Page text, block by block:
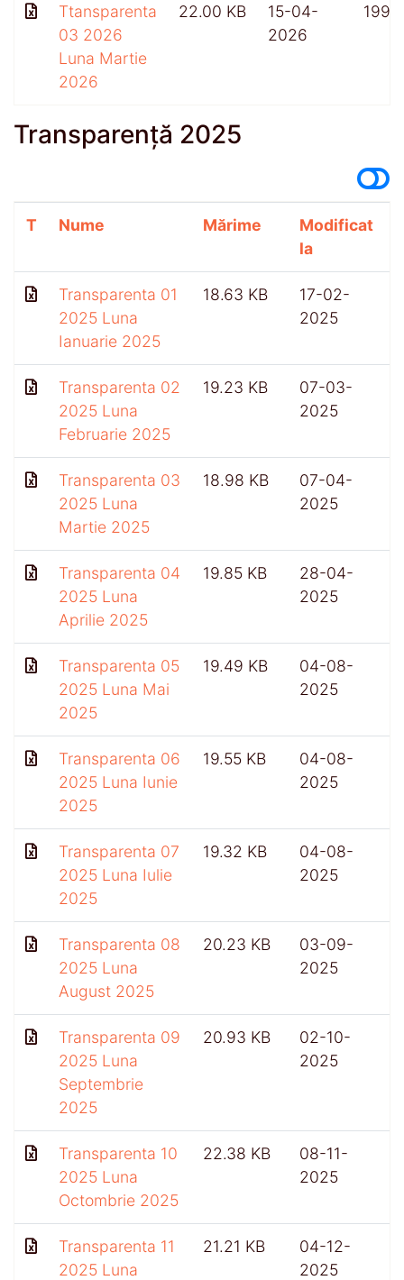
Ttansparenta
03 2026
Luna Martie
2026
22.00 KB
15-04-
2026
199
Transparență 2025
T Nume Mărime
Modificat
la
Transparenta 01
2025 Luna
Ianuarie 2025
18.63 KB
17-02-
2025
Transparenta 02
2025 Luna
Februarie 2025
19.23 KB
07-03-
2025
Transparenta 03
2025 Luna
Martie 2025
18.98 KB
07-04-
2025
Transparenta 04
2025 Luna
Aprilie 2025
19.85 KB
28-04-
2025
Transparenta 05
2025 Luna Mai
2025
19.49 KB
04-08-
2025
Transparenta 06
2025 Luna Iunie
2025
19.55 KB
04-08-
2025
Transparenta 07
2025 Luna Iulie
2025
19.32 KB
04-08-
2025
Transparenta 08
2025 Luna
August 2025
20.23 KB
03-09-
2025
Transparenta 09
2025 Luna
Septembrie
2025
20.93 KB
02-10-
2025
Transparenta 10
2025 Luna
Octombrie 2025
22.38 KB
08-11-
2025
Transparenta 11
2025 Luna
21.21 KB
04-12-
2025